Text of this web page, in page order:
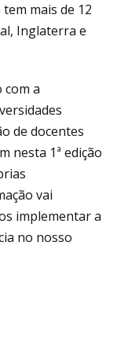
mais de 12
Inglaterra e
com a
de docentes
nesta 1ª edição
vai
implementar a
no nosso